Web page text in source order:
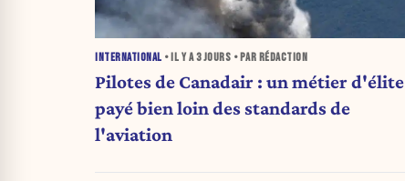
INTERNATIONAL • IL Y A3 JOURS • PAR RÉDACTION
Pilotes de Canadair : un métier d'élite
payé bien loin des standards de
l'aviation